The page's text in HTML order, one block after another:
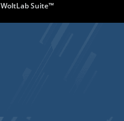
WoltLab Suite™